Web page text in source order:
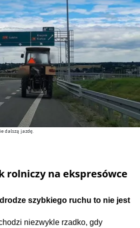
dalszą jazdę.
rolniczy na ekspresówce
szybkiego ruchu to nie jest
niezwykle rzadko, gdy